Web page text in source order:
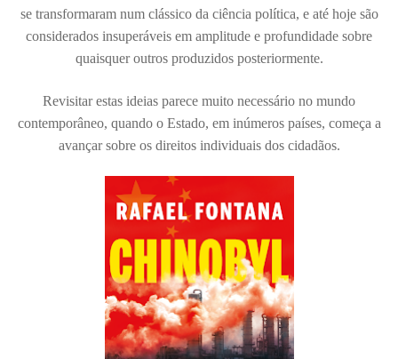
se transformaram num clássico da ciência política, e até hoje são
considerados insuperáveis em amplitude e profundidade sobre
quaisquer outros produzidos posteriormente.
Revisitar estas ideias parece muito necessário no mundo
contemporâneo, quando o Estado, em inúmeros países, começa a
avançar sobre os direitos individuais dos cidadãos.